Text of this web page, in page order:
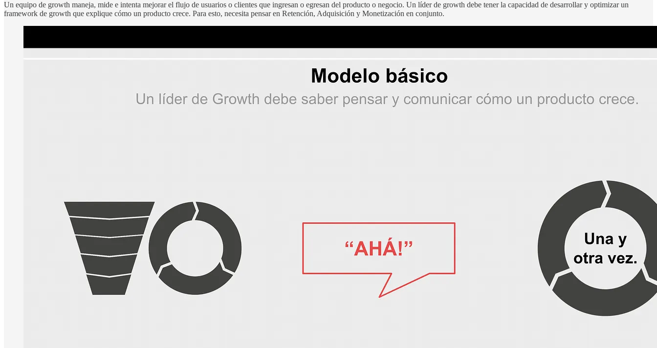
Un equipo de growth maneja, mide e intenta mejorar el flujo de usuarios o clientes que ingresan o egresan del producto o negocio. Un líder de growth debe tener la capacidad de desarrollar y optimizar un
framework de growth que explique cómo un producto crece. Para esto, necesita pensar en Retención, Adquisición y Monetización en conjunto.